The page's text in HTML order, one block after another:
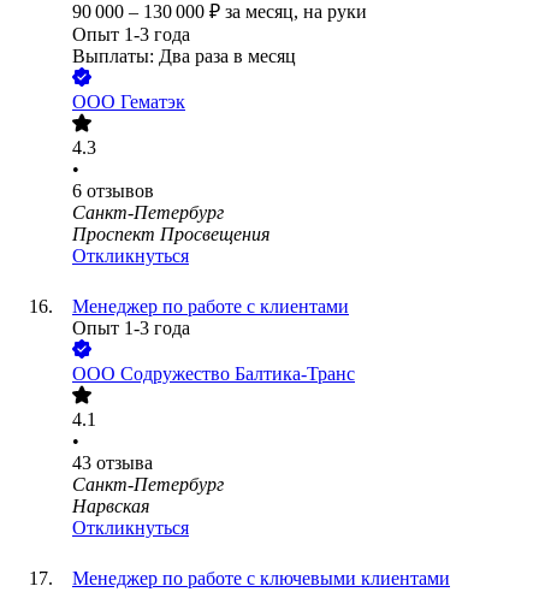
90 000 – 130 000 ₽ за месяц, на руки
Опыт 1-3 года
Выплаты: Два раза в месяц
ООО Гематэк
4.3
•
6 отзывов
Санкт-Петербург
Проспект Просвещения
Откликнуться
Менеджер по работе с клиентами
Опыт 1-3 года
ООО Содружество Балтика-Транс
4.1
•
43 отзыва
Санкт-Петербург
Нарвская
Откликнуться
Менеджер по работе с ключевыми клиентами